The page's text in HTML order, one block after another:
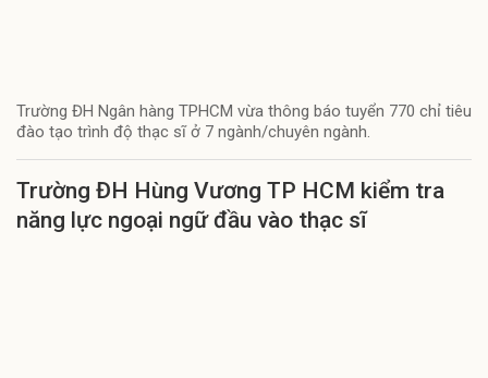
Trường ĐH Ngân hàng TPHCM vừa thông báo tuyển 770 chỉ tiêu
đào tạo trình độ thạc sĩ ở 7 ngành/chuyên ngành.
Trường ĐH Hùng Vương TP HCM kiểm tra
năng lực ngoại ngữ đầu vào thạc sĩ